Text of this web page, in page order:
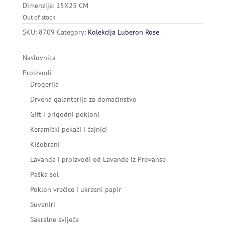
Dimenzije: 15X25 CM
Out of stock
SKU: 8709 Category: Kolekcija Luberon Rose
Naslovnica
Proizvodi
Drogerija
Drvena galanterija za domaćinstvo
Gift i prigodni pokloni
Keramički pekači i čajnici
Kišobrani
Lavanda i proizvodi od Lavande iz Provanse
Paška sol
Poklon vrećice i ukrasni papir
Suveniri
Sakralne svijeće